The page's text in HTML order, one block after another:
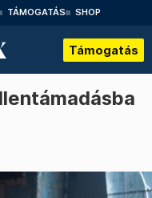
TÁMOGATÁS SHOP
Támogatás